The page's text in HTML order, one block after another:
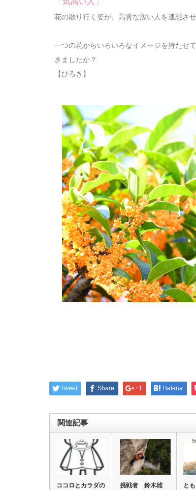
花の散り行く姿が、高貴な潔い人を連想させ
一つの花からいろいろなイメージを持たせ
きましたか？
【ひろき】
Tweet Share +1 Hatena
関連記事
ココロとカラダの
挑戦者 鈴木雄
と